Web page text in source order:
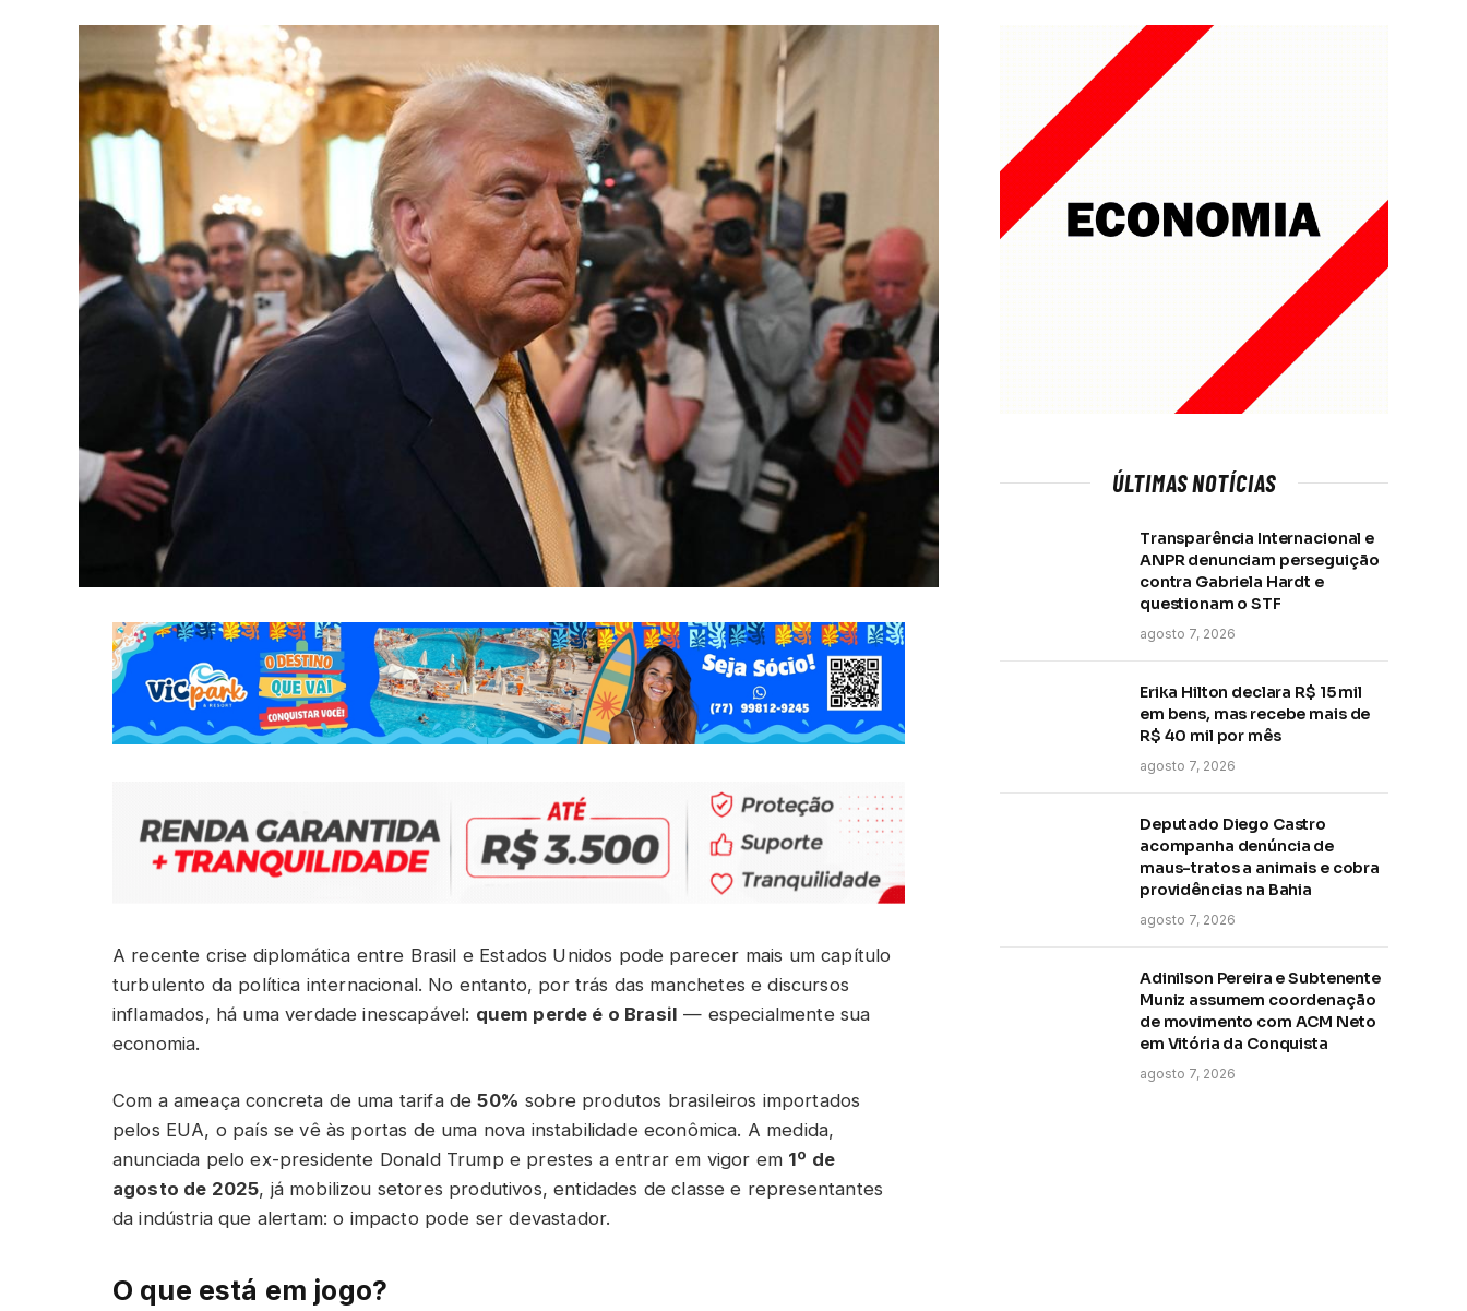
A recente crise diplomática entre Brasil e Estados Unidos pode parecer mais um capítulo
turbulento da política internacional. No entanto, por trás das manchetes e discursos
inflamados, há uma verdade inescapável: quem perde é o Brasil — especialmente sua
economia.
Com a ameaça concreta de uma tarifa de50% sobre produtos brasileiros importados
pelos EUA, o país se vê às portas de uma nova instabilidade econômica. A medida,
anunciada pelo ex-presidente Donald Trump e prestes a entrar em vigor em 1º de
agosto de 2025, já mobilizou setores produtivos, entidades de classe e representantes
da indústria que alertam: o impacto pode ser devastador.
O que está em jogo?
ÚLTIMAS NOTÍCIAS
Transparência Internacional e
ANPR denunciam perseguição
contra Gabriela Hardt e
questionam o STF
agosto 7, 2026
Erika Hilton declara R$ 15 mil
em bens, mas recebe mais de
R$ 40 mil por mês
agosto 7, 2026
Deputado Diego Castro
acompanha denúncia de
maus-tratos a animais e cobra
providências na Bahia
agosto 7, 2026
Adinilson Pereira e Subtenente
Muniz assumem coordenação
de movimento com ACM Neto
em Vitória da Conquista
agosto 7, 2026